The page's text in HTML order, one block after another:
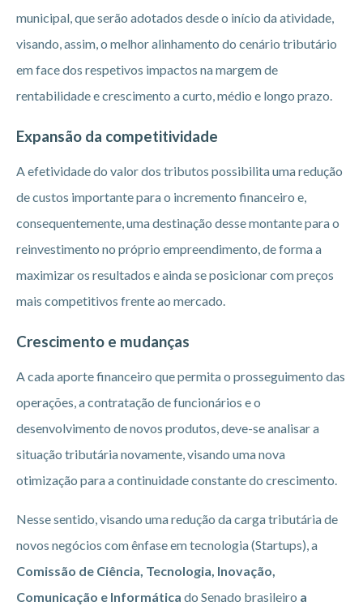
municipal, que serão adotados desde o início da atividade,
visando, assim, o melhor alinhamento do cenário tributário
em face dos respetivos impactos na margem de
rentabilidade e crescimento a curto, médio e longo prazo.
Expansão da competitividade
A efetividade do valor dos tributos possibilita uma redução
de custos importante para o incremento financeiro e,
consequentemente, uma destinação desse montante para o
reinvestimento no próprio empreendimento, de forma a
maximizar os resultados e ainda se posicionar com preços
mais competitivos frente ao mercado.
Crescimento e mudanças
A cada aporte financeiro que permita o prosseguimento das
operações, a contratação de funcionários e o
desenvolvimento de novos produtos, deve-se analisar a
situação tributária novamente, visando uma nova
otimização para a continuidade constante do crescimento.
Nesse sentido, visando uma redução da carga tributária de
novos negócios com ênfase em tecnologia (Startups), a
Comissão de Ciência, Tecnologia, Inovação,
Comunicação e Informática do Senado brasileiro a